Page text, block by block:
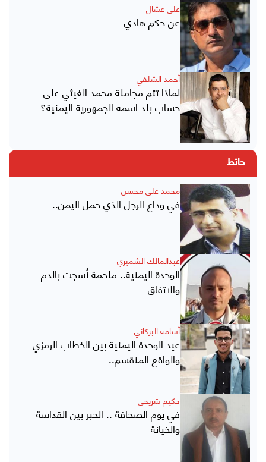
علي عشال
عن حكم هادي
أحمد الشلفي
لماذا تتم مجاملة محمد الغيثي على
حساب بلد اسمه الجمهورية اليمنية؟
حائط
محمد علي محسن
في وداع الرجل الذي حمل اليمن..
عبدالمالك الشميري
الوحدة اليمنية.. ملحمة نُسجت بالدم
والاتفاق
أسامة البركاني
عيد الوحدة اليمنية بين الخطاب الرمزي
والواقع المنقسم..
حكيم شريحي
في يوم الصحافة .. الحبر بين القداسة
والخيانة